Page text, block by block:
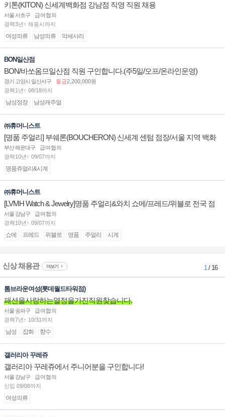
키톤(KITON) 신세계백화점 강남점 직영 직원 채용
서울 서초구
급여협의
경력3년↑ 채용시까지
여성의류 남성의류 악세사리
BON일산점
BON/바쏘옴므일산점 직원 구인합니다.(주5일/오프/온라인운영)
경기 고양시 일산서구 월급2,200,000원
경력1년↑ 08/18까지
남성정장 남성캐주얼
㈜휴머니스트
[명품 주얼리] 부쉐론(BOUCHERON) 신세계 센텀 점장/서울 지역 백화
점 판매사원 채용
부산 해운대구
급여협의
경력10년↑ 09/07까지
명품쥬얼리&시계
㈜휴머니스트
[LVMH Watch & Jewelry]명품 주얼리&와치 쇼메/프레드/위블로 전국 점
장/부점장/판매사원 채용
서울 강남구
급여협의
경력10년↑ 09/07까지
쇼메 프레드 위블로 명품 주얼리 시계
신상 채용관 더보기 1/ 16
톰브라운여성(롯데월드타워점)
패션을사랑하는열정을가진직원찾습니다.
서울 송파구
급여협의
경력7년↑ 10/31까지
남성 잡화 향수
갤러리아 꾸레쥬
갤러리아 꾸레쥬에서 주니어분을 구인합니다!
서울 강남구
급여협의
신입 09/08까지
여성의류